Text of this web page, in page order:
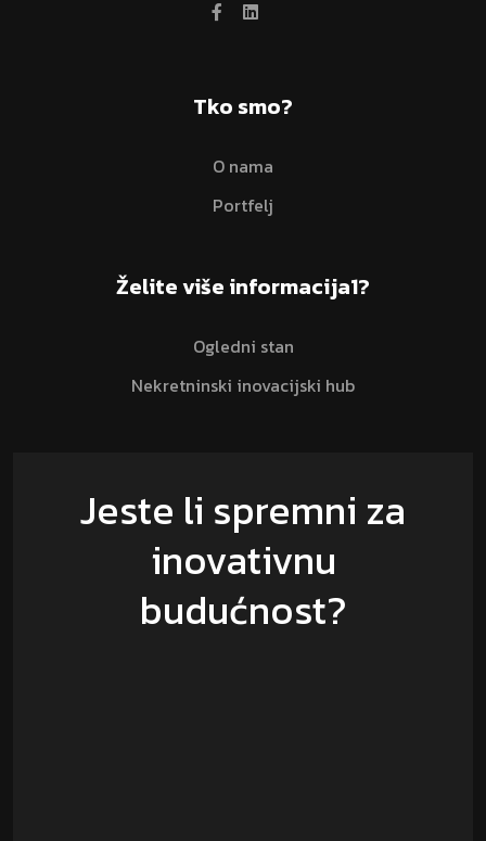
Tko smo?
O nama
Portfelj
Želite više informacija1?
Ogledni stan
Nekretninski inovacijski hub
Jeste li spremni za
inovativnu
budućnost?